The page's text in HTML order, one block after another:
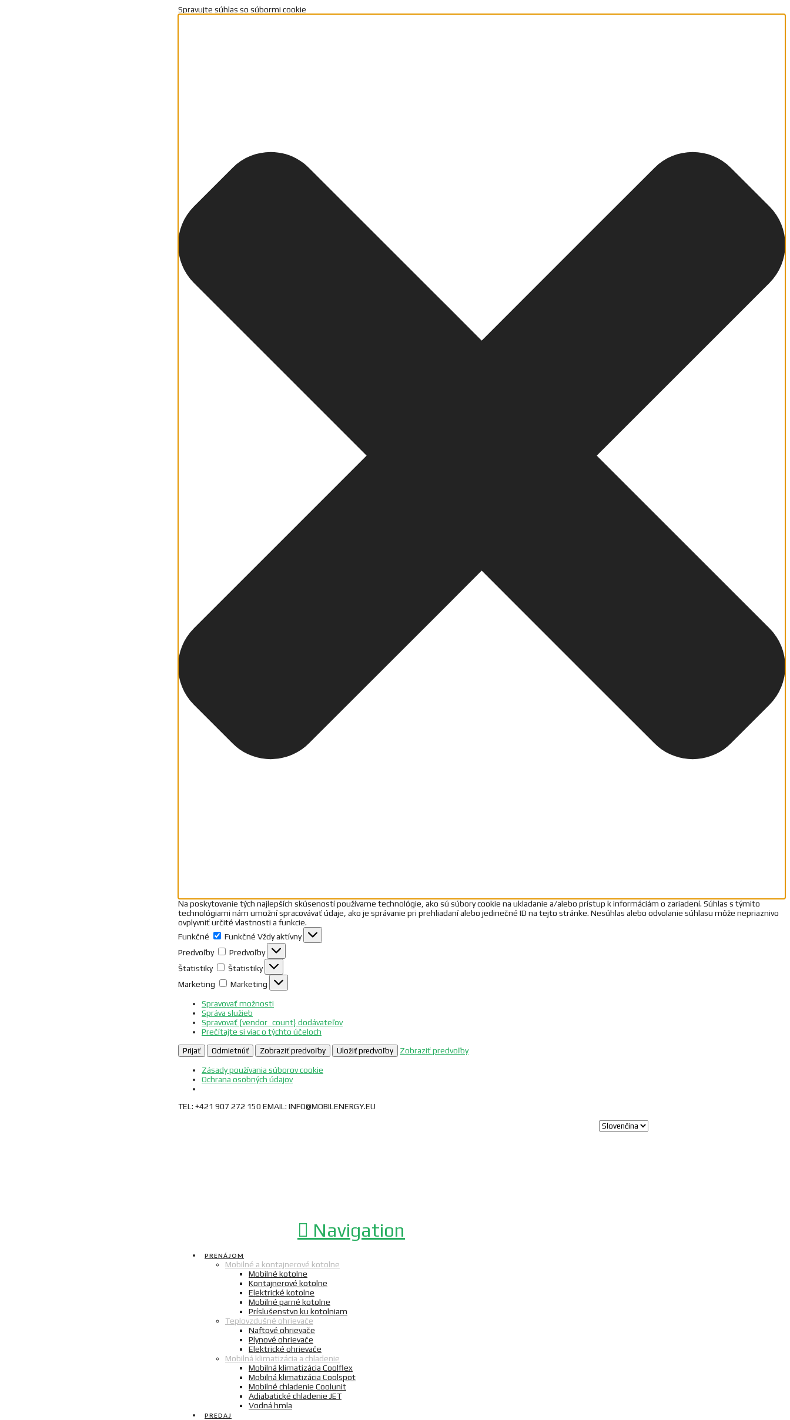
Spravujte súhlas so súbormi cookie
Na poskytovanie tých najlepších skúseností používame technológie, ako sú súbory cookie na ukladanie a/alebo prístup k informáciám o zariadení. Súhlas s týmito
technológiami nám umožní spracovávať údaje, ako je správanie pri prehliadaní alebo jedinečné ID na tejto stránke. Nesúhlas alebo odvolanie súhlasu môže nepriaznivo
ovplyvniť určité vlastnosti a funkcie.
Funkčné
Funkčné Vždy aktívny
Predvoľby
Predvoľby
Štatistiky
Štatistiky
Marketing
Marketing
Spravovať možnosti
Správa služieb
Spravovať {vendor_count} dodávateľov
Prečítajte si viac o týchto účeloch
Prijať Odmietnúť Zobraziť predvoľby Uložiť predvoľby Zobraziť predvoľby
Zásady používania súborov cookie
Ochrana osobných údajov
TEL: +421 907 272 150 EMAIL: INFO@MOBILENERGY.EU
Navigation
PRENÁJOM
Mobilné a kontajnerové kotolne
Mobilné kotolne
Kontajnerové kotolne
Elektrické kotolne
Mobilné parné kotolne
Príslušenstvo ku kotolniam
Teplovzdušné ohrievače
Naftové ohrievače
Plynové ohrievače
Elektrické ohrievače
Mobilná klimatizácia a chladenie
Mobilná klimatizácia Coolflex
Mobilná klimatizácia Coolspot
Mobilné chladenie Coolunit
Adiabatické chladenie JET
Vodná hmla
PREDAJ